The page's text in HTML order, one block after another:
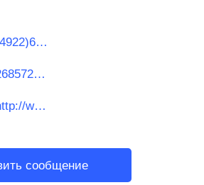
(4922)600-142
2685727@gmail.com
http://www.rotametrs.ru/
сообщение